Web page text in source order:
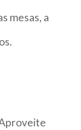
mesas, a